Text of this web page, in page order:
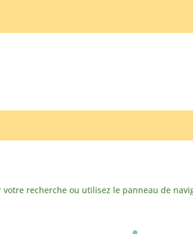
recherche ou utilisez le panneau de